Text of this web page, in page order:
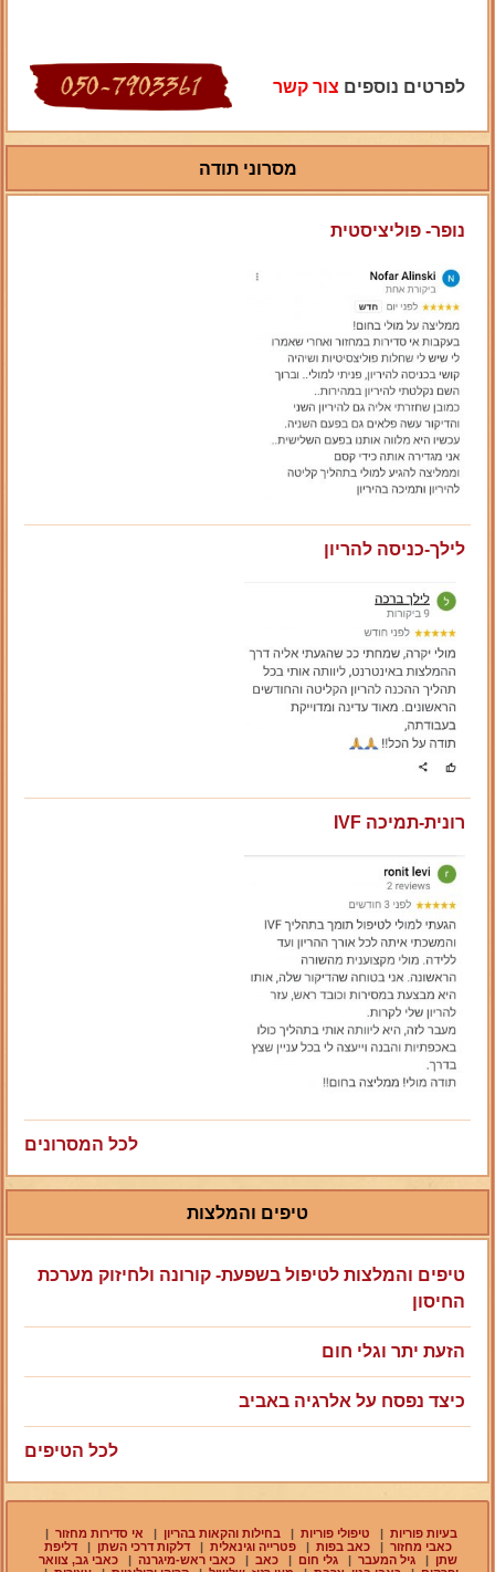
לפרטים נוספים צור קשר
מסרוני תודה
נופר- פוליציסטית
לילך-כניסה להריון
רונית-תמיכה IVF
לכל המסרונים
טיפים והמלצות
טיפים והמלצות לטיפול בשפעת- קורונה ולחיזוק מערכת
החיסון
הזעת יתר וגלי חום
כיצד נפסח על אלרגיה באביב
לכל הטיפים
בעיות פוריות | טיפולי פוריות |בחילות והקאות בהריון | אי סדירות מחזור |
כאבי מחזור |כאב בפות |פטרייה וגינאלית |דלקות דרכי השתן |דליפת
שתן |גיל המעבר |גלי חום |כאב |כאבי ראש-מיגרנה |כאבי גב, צוואר